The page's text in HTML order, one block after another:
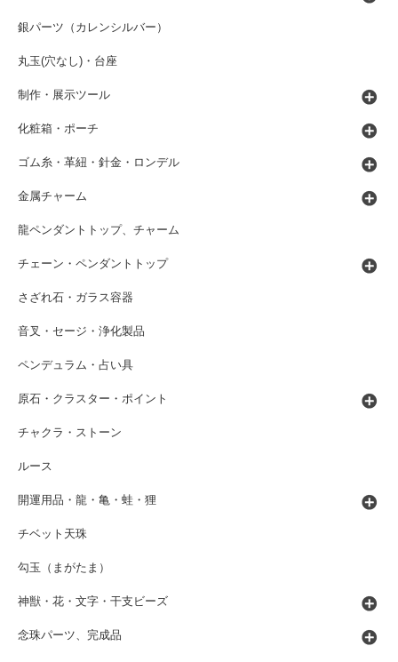
銀パーツ（カレンシルバー）
丸玉(穴なし)・台座
制作・展示ツール
化粧箱・ポーチ
ゴム糸・革紐・針金・ロンデル
金属チャーム
龍ペンダントトップ、チャーム
チェーン・ペンダントトップ
さざれ石・ガラス容器
音叉・セージ・浄化製品
ペンデュラム・占い具
原石・クラスター・ポイント
チャクラ・ストーン
ルース
開運用品・龍・亀・蛙・狸
チベット天珠
勾玉（まがたま）
神獣・花・文字・干支ビーズ
念珠パーツ、完成品